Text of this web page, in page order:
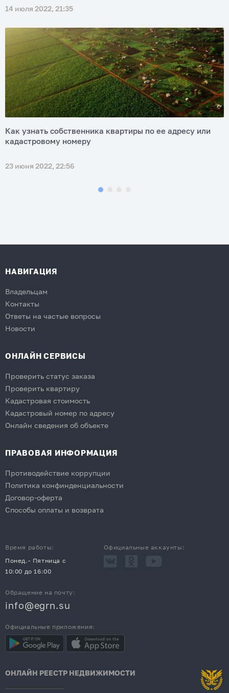
14 июля 2022, 21:35
Как узнать собственника квартиры по ее адресу или
кадастровому номеру
23 июня 2022, 22:56
НАВИГАЦИЯ
Владельцам
Контакты
Ответы на частые вопросы
Новости
ОНЛАЙН СЕРВИСЫ
Проверить статус заказа
Проверить квартиру
Кадастровая стоимость
Кадастровый номер по адресу
Онлайн сведения об объекте
ПРАВОВАЯ ИНФОРМАЦИЯ
Противодействие коррупции
Политика конфинденциальности
Договор-оферта
Способы оплаты и возврата
Время работы:
Понед.- Пятница с
10:00 до 16:00
Официальные аккаунты:
Обращение на почту:
info@egrn.su
Официальные приложения:
ОНЛАЙН РЕЕСТР НЕДВИЖИМОСТИ